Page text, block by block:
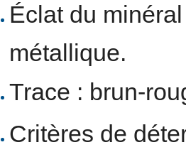
Éclat du
métallique.
Trace : brun-
Critères de